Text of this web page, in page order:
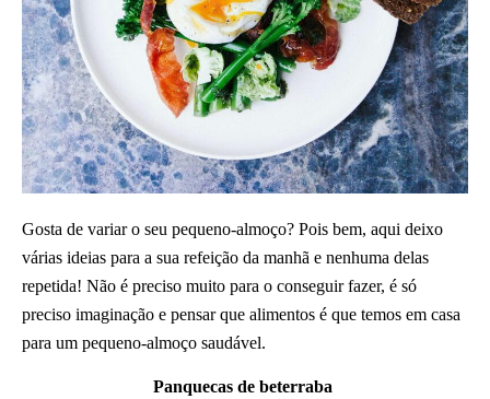
Gosta de variar o seu pequeno-almoço? Pois bem, aqui deixo
várias ideias para a sua refeição da manhã e nenhuma delas
repetida! Não é preciso muito para o conseguir fazer, é só
preciso imaginação e pensar que alimentos é que temos em casa
para um pequeno-almoço saudável.
Panquecas de beterraba